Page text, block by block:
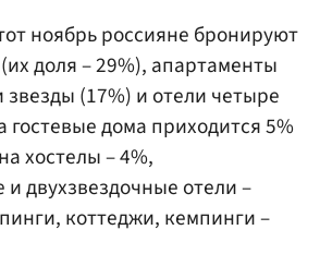
ноябрь россияне бронируют
доля – 29%), апартаменты
звезды (17%) и отели четыре
гостевые дома приходится 5%
хостелы – 4%,
двухзвездочные отели –
коттеджи, кемпинги –